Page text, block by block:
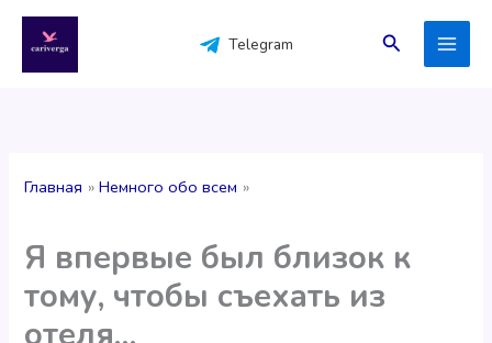
содержимому
Telegram Поиск
Главная Немного обо всем
Я впервые был близок к
тому, чтобы съехать из